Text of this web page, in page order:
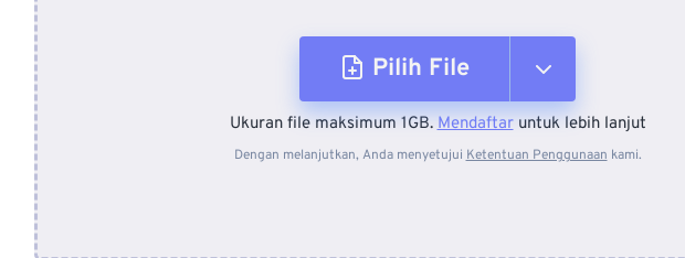
Pilih File
Dari Perangkat
Ukuran file maksimum 1GB.Mendaftaruntuk lebih lanjut
Dengan melanjutkan, Anda menyetujui Ketentuan Penggunaan kami.